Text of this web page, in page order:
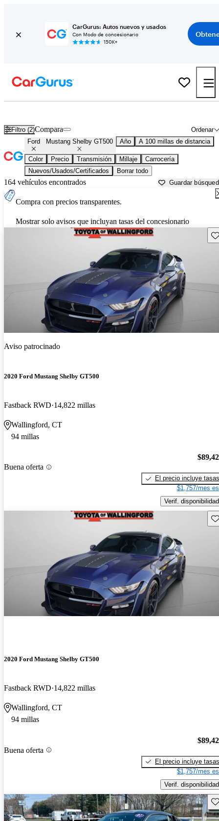
CarGurus: Autos nuevos y usados
Con Modo de concesionario
150K+
Filtro (2) Ordenar
Compara
Ford Mustang Shelby GT500 Año A 100 millas de distancia
Color Precio Transmisión Millaje
Carrocería
Nuevos/Usados/Certificados
Borrar todo
164 vehículos encontrados Guardar
Compra con precios transparentes.
Mostrar solo avisos que incluyan tasas del concesionario
Aviso patrocinado
2020 Ford Mustang Shelby GT500
Fastback RWD 14,822 millas
Wallingford, CT
94 millas
Buena oferta
El precio incluye tasas
$1,757/mes
Verif. disponibilidad
2020 Ford Mustang Shelby GT500
Fastback RWD 14,822 millas
Wallingford, CT
94 millas
Buena oferta
El precio incluye tasas
$1,757/mes
Verif. disponibilidad